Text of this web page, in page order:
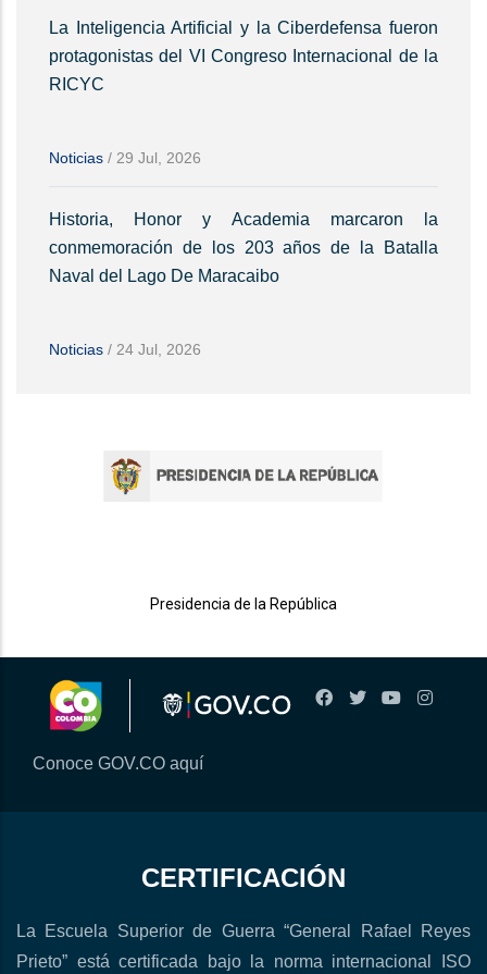
La Inteligencia Artificial y la Ciberdefensa fueron
protagonistas del VI Congreso Internacional de la
RICYC
Noticias / 29 Jul, 2026
Historia, Honor y Academia marcaron la
conmemoración de los 203 años de la Batalla
Naval del Lago De Maracaibo
Noticias / 24 Jul, 2026
Presidencia de la República
Conoce GOV.CO aquí
CERTIFICACIÓN
La Escuela Superior de Guerra “General Rafael Reyes
Prieto” está certificada bajo la norma internacional ISO